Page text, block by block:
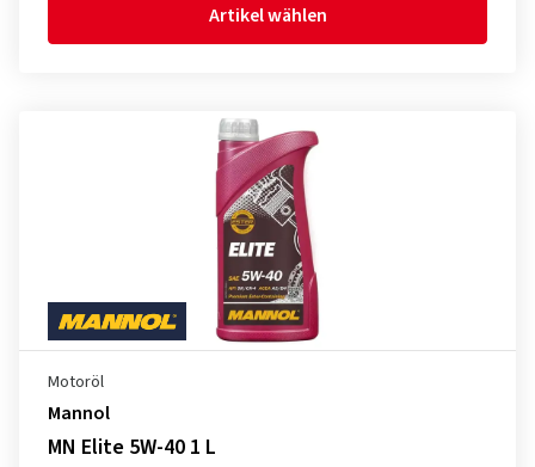
Artikel wählen
Motoröl
Mannol
MN Elite 5W-40 1 L